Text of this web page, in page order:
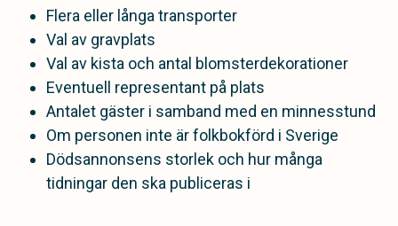
Flera eller långa transporter
Val av gravplats
Val av kista och antal blomsterdekorationer
Eventuell representant på plats
Antalet gäster i samband med en minnesstund
Om personen inte är folkbokförd i Sverige
Dödsannonsens storlek och hur många
tidningar den ska publiceras i